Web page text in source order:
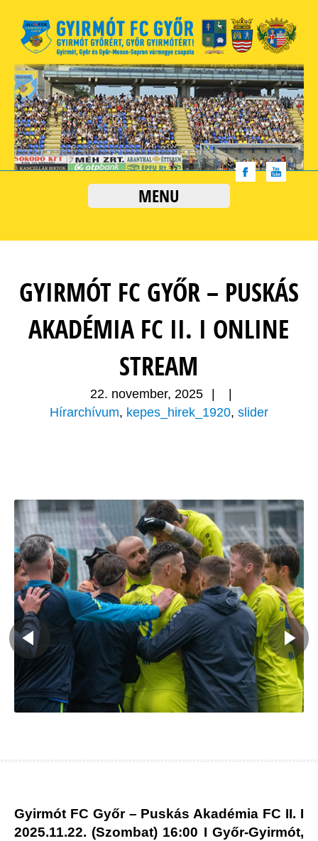
MENU
GYIRMÓT FC GYŐR – PUSKÁS
AKADÉMIA FC II. I ONLINE
STREAM
22. november, 2025
Hírarchívum, kepes_hirek_1920, slider
Gyirmót FC Győr – Puskás Akadémia FC II. I
2025.11.22. (Szombat) 16:00 I Győr-Gyirmót,